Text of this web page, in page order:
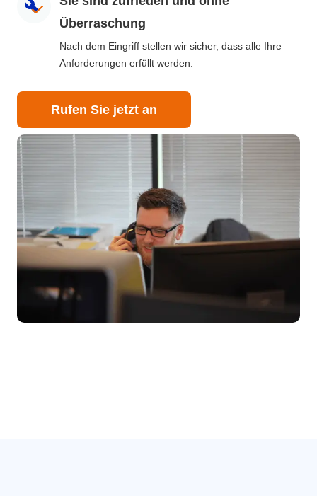
Überraschung
Nach dem Eingriff stellen wir sicher, dass alle Ihre
Anforderungen erfüllt werden.
Rufen Sie jetzt an